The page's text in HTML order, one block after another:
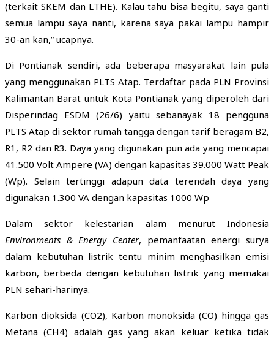
(terkait SKEM dan LTHE). Kalau tahu bisa begitu, saya ganti
semua lampu saya nanti, karena saya pakai lampu hampir
30-an kan,” ucapnya.
Di Pontianak sendiri, ada beberapa masyarakat lain pula
yang menggunakan PLTS Atap. Terdaftar pada PLN Provinsi
Kalimantan Barat untuk Kota Pontianak yang diperoleh dari
Disperindag ESDM (26/6) yaitu sebanayak 18 pengguna
PLTS Atap di sektor rumah tangga dengan tarif beragam B2,
R1, R2 dan R3. Daya yang digunakan pun ada yang mencapai
41.500 Volt Ampere (VA) dengan kapasitas 39.000 Watt Peak
(Wp). Selain tertinggi adapun data terendah daya yang
digunakan 1.300 VA dengan kapasitas 1000 Wp
Dalam sektor kelestarian alam menurut Indonesia
Environments & Energy Center, pemanfaatan energi surya
dalam kebutuhan listrik tentu minim menghasilkan emisi
karbon, berbeda dengan kebutuhan listrik yang memakai
PLN sehari-harinya.
Karbon dioksida (CO2), Karbon monoksida (CO) hingga gas
Metana (CH4) adalah gas yang akan keluar ketika tidak